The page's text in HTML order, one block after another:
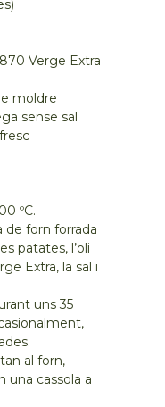
Verge Extra
moldre
sense sal
ºC.
de forn forrada
patates, l’oli
Extra, la sal i
uns 35
al forn,
una cassola a